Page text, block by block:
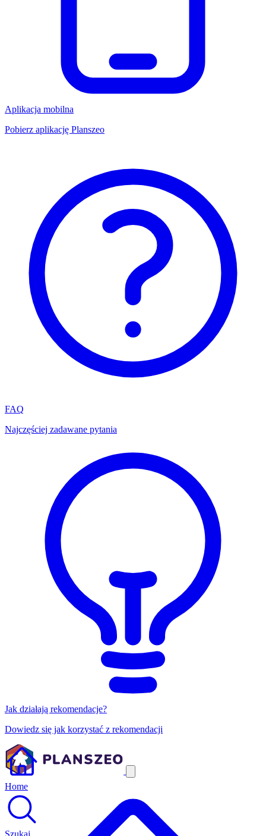
Aplikacja mobilna
Pobierz aplikację Planszeo
FAQ
Najczęściej zadawane pytania
Jak działają rekomendacje?
Dowiedz się jak korzystać z rekomendacji
Home
Szukaj